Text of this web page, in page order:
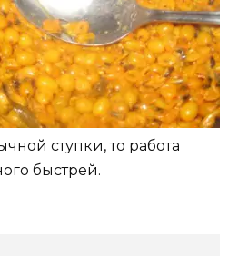
ступки, то работа
быстрей.